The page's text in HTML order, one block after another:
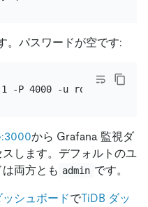
。パスワードが空です:
から Grafana 監視ダ
します。デフォルトのユ
両方とも admin です。
シュボードでTiDB ダッ